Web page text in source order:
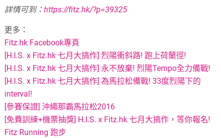
詳情可到：https://fitz.hk/?p=39325
更多：
Fitz.hk Facebook專頁
[H.I.S. x Fitz.hk 七月大搞作] 烈陽衝斜路! 跑上荷蘭徑!
[H.I.S. x Fitz.hk 七月大搞作] 永不放棄! 烈陽Tempo全力備戰!
[H.I.S. x Fitz.hk 七月大搞作] 為馬拉松備戰! 33度烈陽下的
interval!
[參賽保證] 沖繩那霸馬拉松2016
[免費訓練+機票抽獎] H.I.S. x Fitz.hk 七月大搞作，等你報名!
Fitz Running 跑步